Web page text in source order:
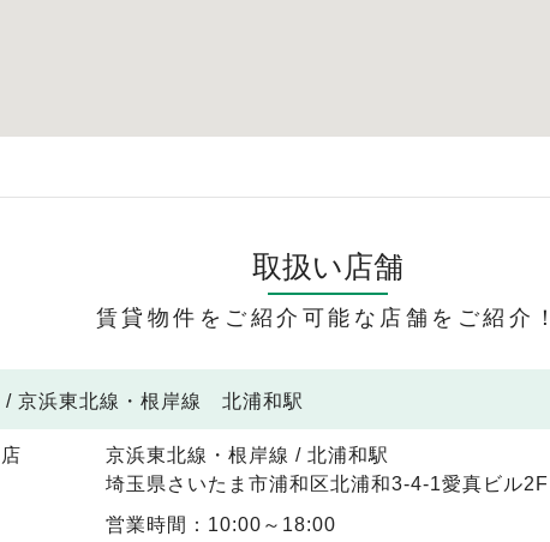
取扱い店舗
賃貸物件をご紹介可能な店舗をご紹介！
/ 京浜東北線・根岸線 北浦和駅
京浜東北線・根岸線 / 北浦和駅
埼玉県さいたま市浦和区北浦和3-4-1愛真ビル2F
営業時間：10:00～18:00